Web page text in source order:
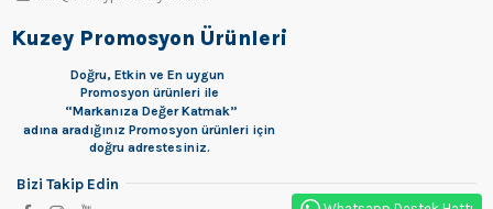
Kuzey Promosyon Ürünleri
Doğru, Etkin ve En uygun
Promosyon ürünleri ile
“Markanıza Değer Katmak”
adına aradığınız Promosyon ürünleri için
doğru adrestesiniz.
Bizi Takip Edin